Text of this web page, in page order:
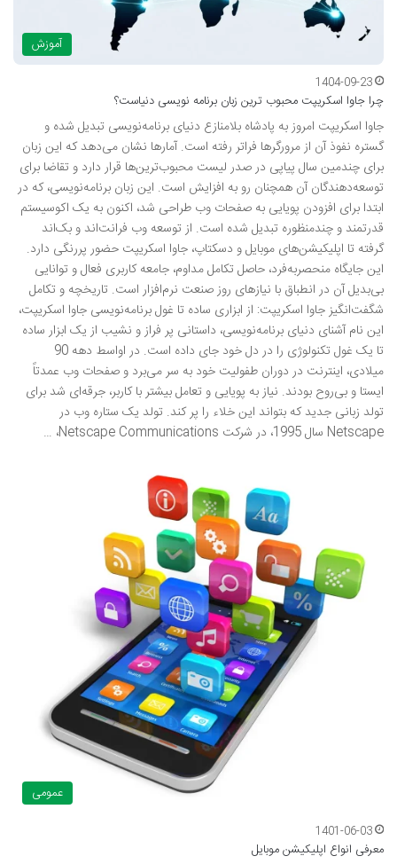
آموزش
1404-09-23
چرا جاوا اسکریپت محبوب ترین زبان برنامه نویسی دنیاست؟
جاوا اسکریپت امروز به پادشاه بلامنازع دنیای برنامه‌نویسی تبدیل شده و
گستره نفوذ آن از مرورگرها فراتر رفته است. آمارها نشان می‌دهد که این زبان
برای چندمین سال پیاپی در صدر لیست محبوب‌ترین‌ها قرار دارد و تقاضا برای
توسعه‌دهندگان آن همچنان رو به افزایش است. این زبان برنامه‌نویسی، که در
ابتدا برای افزودن پویایی به صفحات وب طراحی شد، اکنون به یک اکوسیستم
قدرتمند و چندمنظوره تبدیل شده است. از توسعه وب فرانت‌اند و بک‌اند
گرفته تا اپلیکیشن‌های موبایل و دسکتاپ، جاوا اسکریپت حضور پررنگی دارد.
این جایگاه منحصربه‌فرد، حاصل تکامل مداوم، جامعه کاربری فعال و توانایی
بی‌بدیل آن در انطباق با نیازهای روز صنعت نرم‌افزار است. تاریخچه و تکامل
شگفت‌انگیز جاوا اسکریپت: از ابزاری ساده تا غول برنامه‌نویسی جاوا اسکریپت،
این نام آشنای دنیای برنامه‌نویسی، داستانی پر فراز و نشیب از یک ابزار ساده
تا یک غول تکنولوژی را در دل خود جای داده است. در اواسط دهه 90
میلادی، اینترنت در دوران طفولیت خود به سر می‌برد و صفحات وب عمدتاً
ایستا و بی‌روح بودند. نیاز به پویایی و تعامل بیشتر با کاربر، جرقه‌ای شد برای
تولد زبانی جدید که بتواند این خلاء را پر کند. تولد یک ستاره وب در
Netscape سال 1995، در شرکت Netscape Communications، …
عمومی
1401-06-03
معرفی انواع اپلیکیشن موبایل